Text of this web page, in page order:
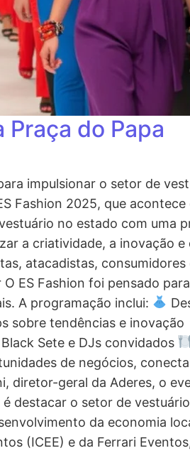
do Papa
impulsionar o setor de
Fashion 2025, que acontece
no estado com uma
a criatividade, a inovação
atacadistas,
ES Fashion foi pensado
A programação inclui:
sobre tendências e inovação
Sete e DJs convidados
de negócios,
diretor-geral da Aderes, o
destacar o setor de
da economia
(ICEE) e da Ferrari